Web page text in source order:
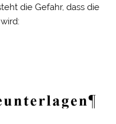
die Gefahr, dass die